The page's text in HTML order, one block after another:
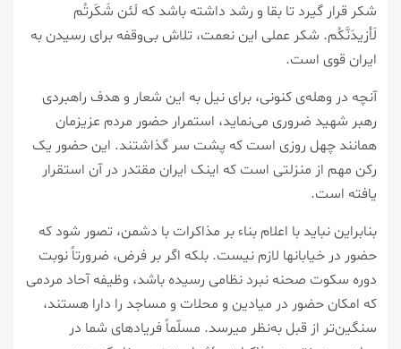
شکر قرار گیرد تا بقا و رشد داشته باشد که لَئن شَکَرتُم
لَأزیدَنَّکُم. شکر عملی این نعمت، تلاش بی‌وقفه برای رسیدن به
ایران قوی است.
آنچه در وهله‌ی کنونی، برای نیل به این شعار و هدف راهبردی
رهبر شهید ضروری می‌نماید، استمرار حضور مردم عزیزمان
همانند چهل روزی است که پشت سر گذاشتند. این حضور یک
رکن مهم از منزلتی است که اینک ایران مقتدر در آن استقرار
یافته است.
بنابراین نباید با اعلام بناء بر مذاکرات با دشمن، تصور شود که
حضور در خیابانها لازم نیست. بلکه اگر بر فرض، ضرورتاً نوبت
دوره سکوت صحنه نبرد نظامی رسیده باشد، وظیفه آحاد مردمی
که امکان حضور در میادین و محلات و مساجد را دارا هستند،
سنگین‌تر از قبل به‌نظر میرسد. مسلّماً فریادهای شما در